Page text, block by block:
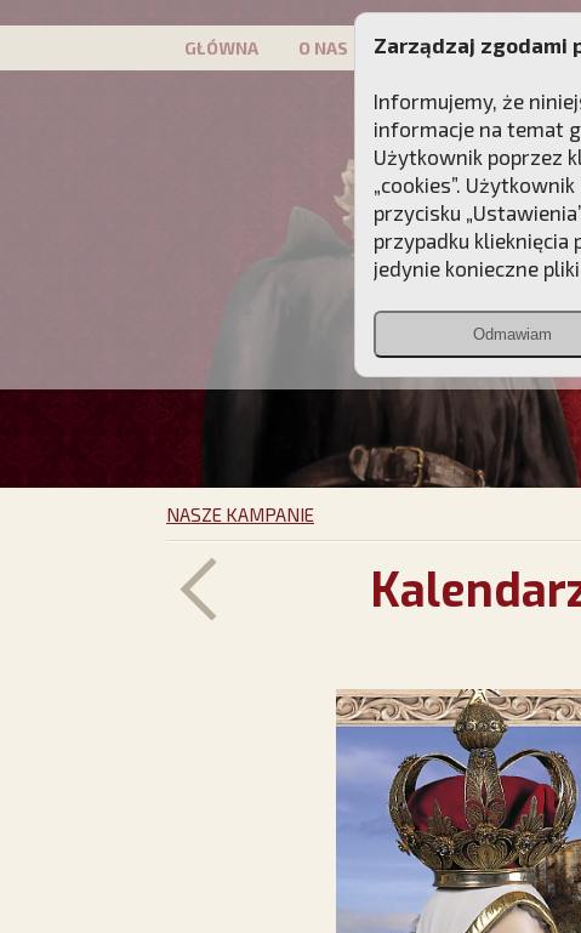
GŁÓWNA O NAS PATRON KAMPANIE
NASZE KAMPANIE
Zarządzaj zgodami
Informujemy, że
informacje na temat
Użytkownik poprzez
„cookies”.
przycisku
przypadku
jedynie konieczne
Odmawiam